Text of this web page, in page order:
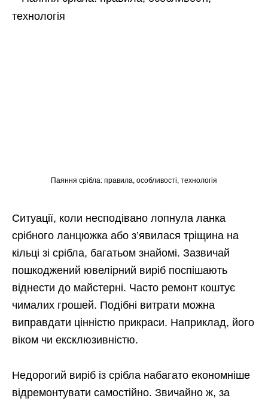
Паяння срібла: правила, особливості, технологія
Ситуації, коли несподівано лопнула ланка
срібного ланцюжка або з’явилася тріщина на
кільці зі срібла, багатьом знайомі. Зазвичай
пошкоджений ювелірний виріб поспішають
віднести до майстерні. Часто ремонт коштує
чималих грошей. Подібні витрати можна
виправдати цінністю прикраси. Наприклад, його
віком чи ексклюзивністю.
Недорогий виріб із срібла набагато економніше
відремонтувати самостійно. Звичайно ж, за